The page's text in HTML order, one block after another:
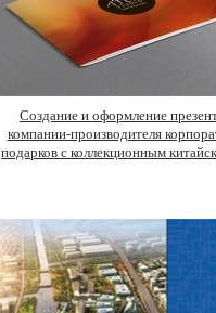
Создание и оформление
компании-производителя
подарков с коллекционным